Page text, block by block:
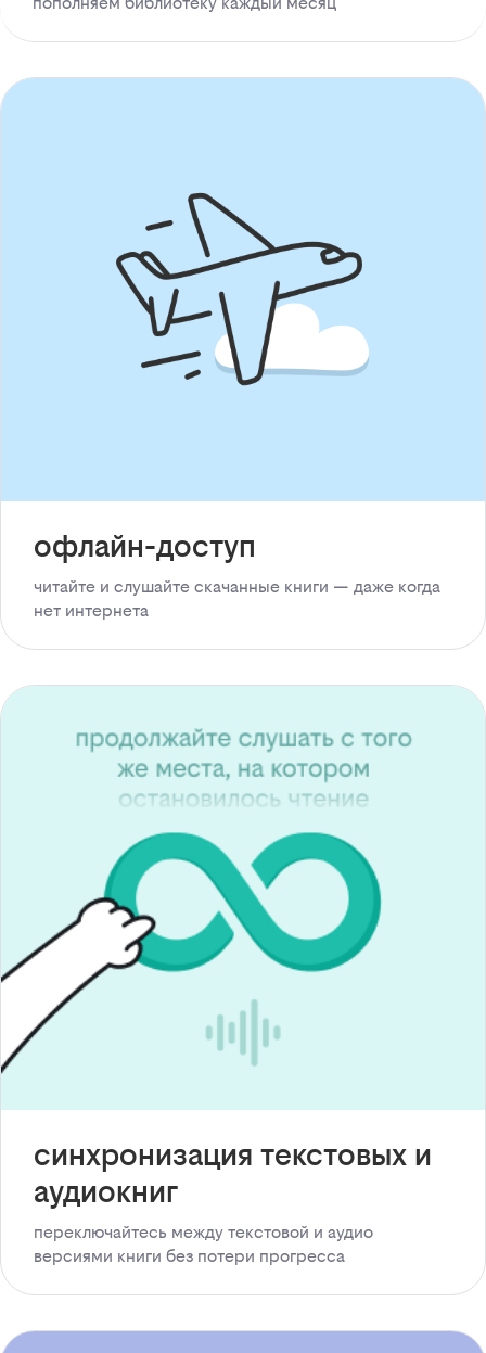
офлайн-доступ
читайте и слушайте скачанные книги — даже когда
нет интернета
синхронизация текстовых и
аудиокниг
переключайтесь между текстовой и аудио
версиями книги без потери прогресса